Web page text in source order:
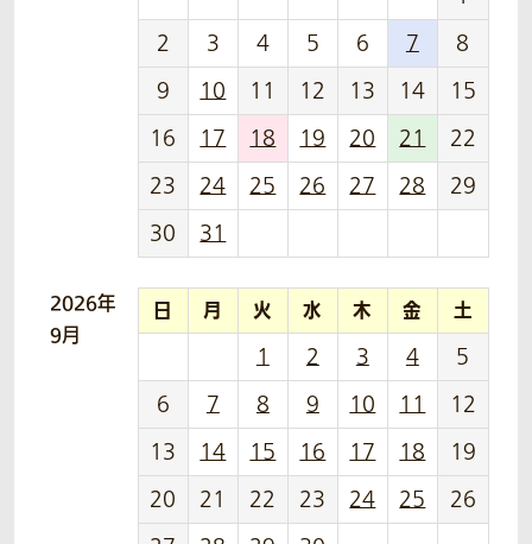
2
3 4 5 6 7
8
9
10 11 12 13 14
15
16
17 18 19 20 21
22
23
24 25 26 27 28
29
30
31
2026年
9月
日 月 火 水 木 金 土
1 2 3 4
5
6
7 8 9 10 11
12
13
14 15 16 17 18
19
20
21 22 23 24 25
26